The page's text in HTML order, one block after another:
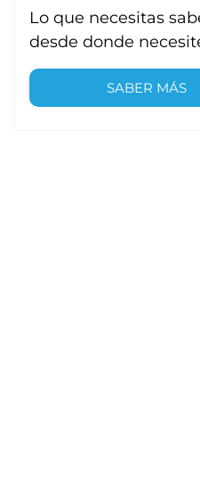
Lo que necesitas
desde donde
SABER MÁS